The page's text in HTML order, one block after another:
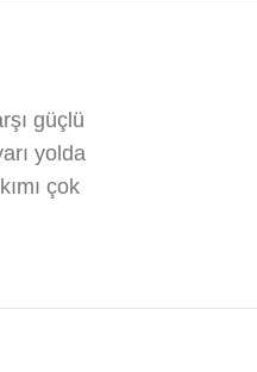
güçlü
yolda
çok